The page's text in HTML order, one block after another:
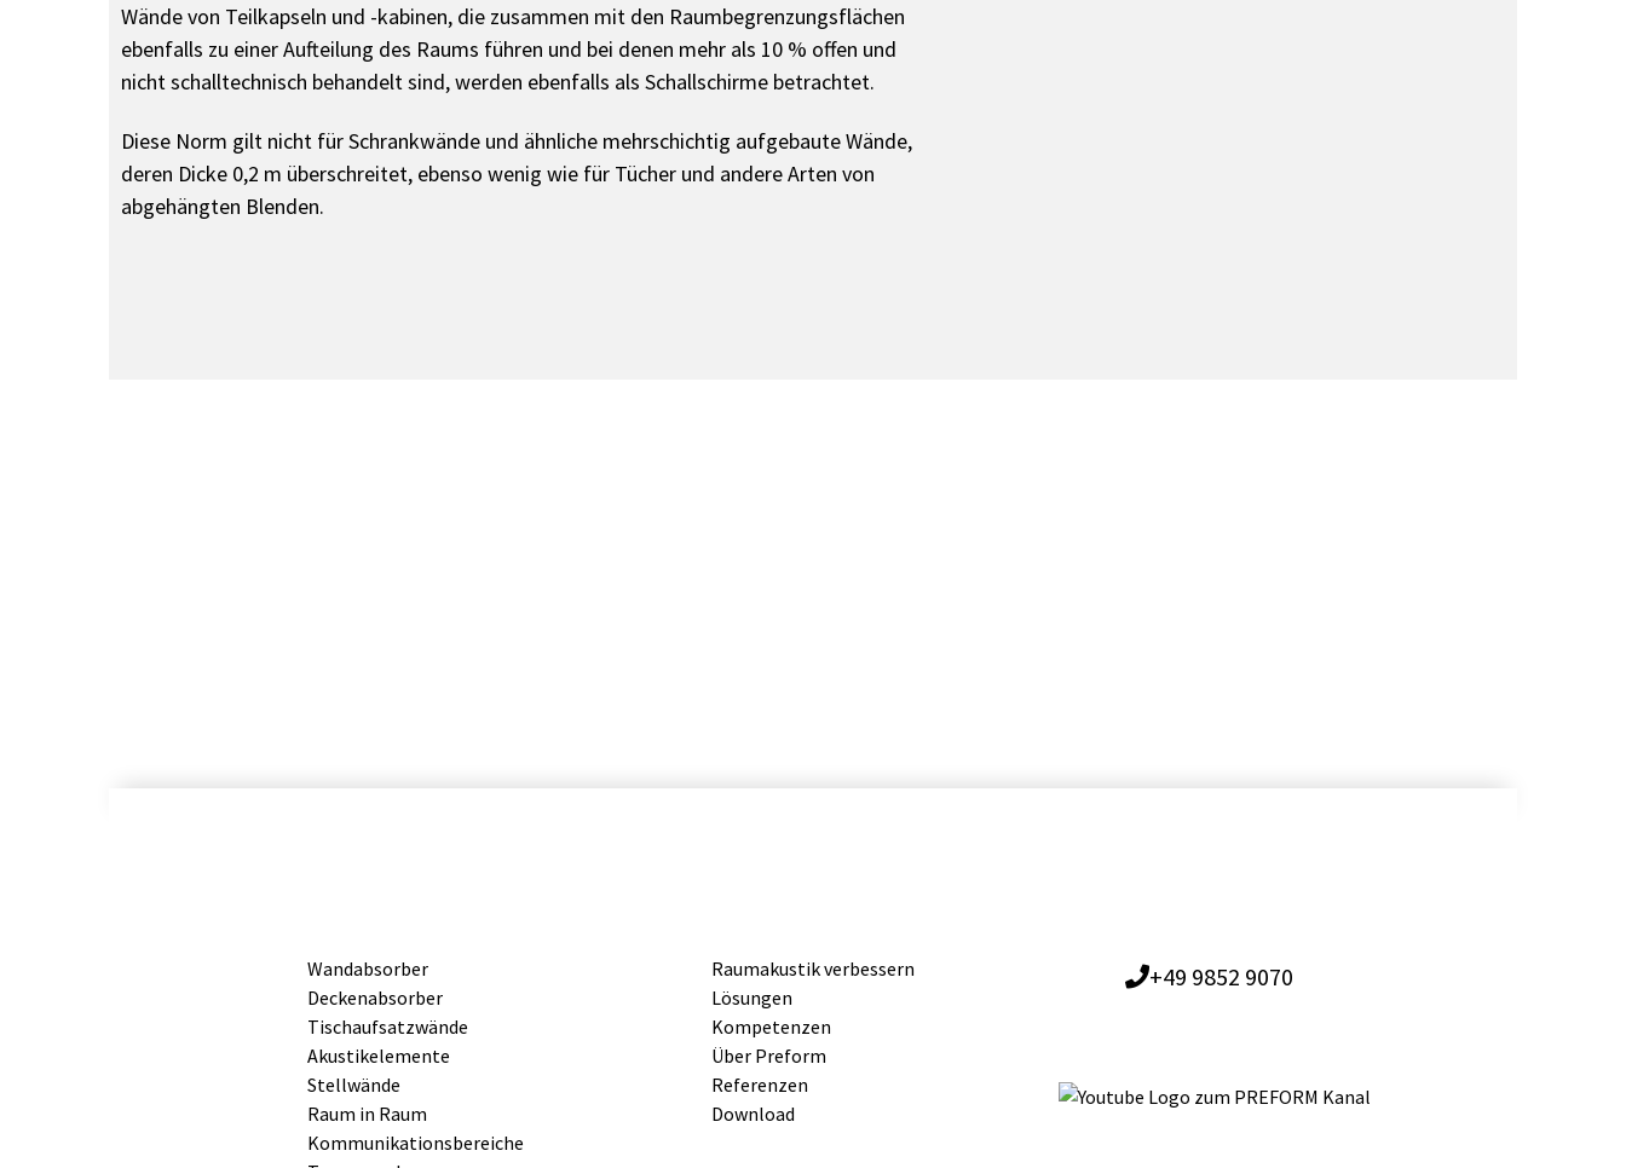
Wände von Teilkapseln und -kabinen, die zusammen mit den Raumbegrenzungsflächen
ebenfalls zu einer Aufteilung des Raums führen und bei denen mehr als 10 % offen und
nicht schalltechnisch behandelt sind, werden ebenfalls als Schallschirme betrachtet.
Diese Norm gilt nicht für Schrankwände und ähnliche mehrschichtig aufgebaute Wände,
deren Dicke 0,2 m überschreitet, ebenso wenig wie für Tücher und andere Arten von
abgehängten Blenden.
Wandabsorber
Deckenabsorber
Tischaufsatzwände
Akustikelemente
Stellwände
Raum in Raum
Kommunikationsbereiche
Raumakustik verbessern
Lösungen
Kompetenzen
Über Preform
Referenzen
Download
+49 9852 9070